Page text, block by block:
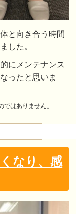
と向き合う時間
した。
にメンテナンス
ったと思いま
はありません。
なり、感